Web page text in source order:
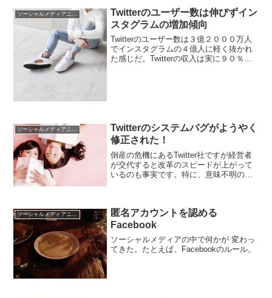
Twitterのユーザー数は伸びずイン
スタグラムの増加傾向
Twitterのユーザー数は３億２０００万人
でインスタグラムの４億人に軽く抜かれ
た感じだ。Twitterの収入は実に９０％以
ソーシャルメディアニュース
Twitterのシステムバグがようやく
修正された！
倒産の危機にあるTwitter社ですが経営者
が交代すると改革のスピードが上がって
いるのも事実です。特に、意味不明の凍
ソーシャルメディアニュース
匿名アカウントを認める
Facebook
ソーシャルメディアの中で何かが 変わっ
てきた。たとえば、Facebookのルール。